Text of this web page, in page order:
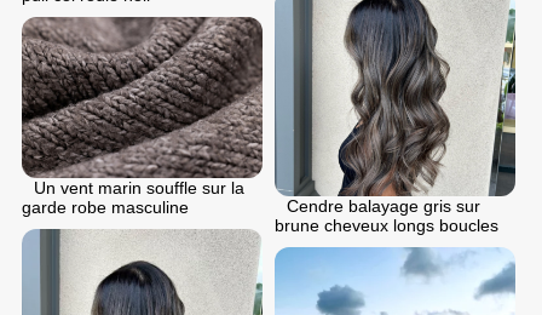
Cendre balayage gris sur
brune cheveux longs boucles
Un vent marin souffle sur la
garde robe masculine